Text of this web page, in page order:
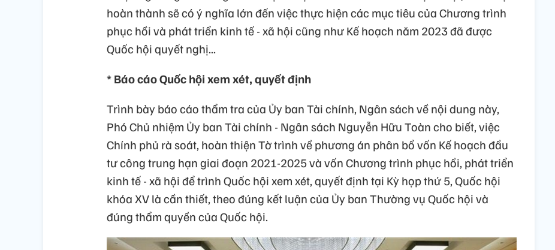
hoàn thành sẽ có ý nghĩa lớn đến việc thực hiện các mục tiêu của Chương trình
phục hồi và phát triển kinh tế - xã hội cũng như Kế hoạch năm 2023 đã được
Quốc hội quyết nghị...
* Báo cáo Quốc hội xem xét, quyết định
Trình bày báo cáo thẩm tra của Ủy ban Tài chính, Ngân sách về nội dung này,
Phó Chủ nhiệm Ủy ban Tài chính - Ngân sách Nguyễn Hữu Toàn cho biết, việc
Chính phủ rà soát, hoàn thiện Tờ trình về phương án phân bổ vốn Kế hoạch đầu
tư công trung hạn giai đoạn 2021-2025 và vốn Chương trình phục hồi, phát triển
kinh tế - xã hội để trình Quốc hội xem xét, quyết định tại Kỳ họp thứ 5, Quốc hội
khóa XV là cần thiết, theo đúng kết luận của Ủy ban Thường vụ Quốc hội và
đúng thẩm quyền của Quốc hội.